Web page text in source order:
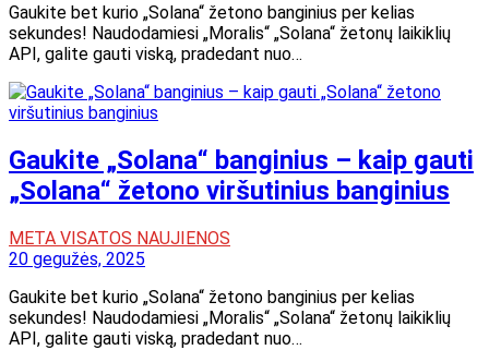
Gaukite bet kurio „Solana“ žetono banginius per kelias
sekundes! Naudodamiesi „Moralis“ „Solana“ žetonų laikiklių
API, galite gauti viską, pradedant nuo…
Gaukite „Solana“ banginius – kaip gauti
„Solana“ žetono viršutinius banginius
META VISATOS NAUJIENOS
20 gegužės, 2025
Gaukite bet kurio „Solana“ žetono banginius per kelias
sekundes! Naudodamiesi „Moralis“ „Solana“ žetonų laikiklių
API, galite gauti viską, pradedant nuo…